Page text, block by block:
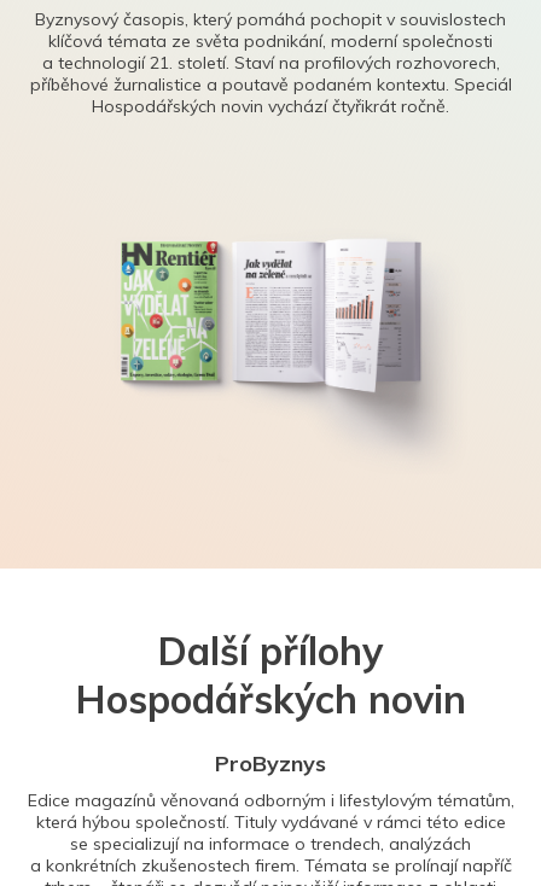
Byznysový časopis, který pomáhá pochopit v souvislostech
klíčová témata ze světa podnikání, moderní společnosti
a technologií 21. století. Staví na profilových rozhovorech,
příběhové žurnalistice a poutavě podaném kontextu. Speciál
Hospodářských novin vychází čtyřikrát ročně.
Další přílohy
Hospodářských novin
ProByznys
Edice magazínů věnovaná odborným i lifestylovým tématům,
která hýbou společností. Tituly vydávané v rámci této edice
se specializují na informace o trendech, analýzách
a konkrétních zkušenostech firem. Témata se prolínají napříč